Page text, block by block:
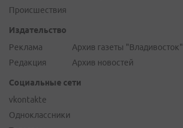
Происшествия
Издательство
Реклама
Редакция
Архив газеты "Владивосток"
Архив новостей
Социальные сети
vkontakte
Одноклассники